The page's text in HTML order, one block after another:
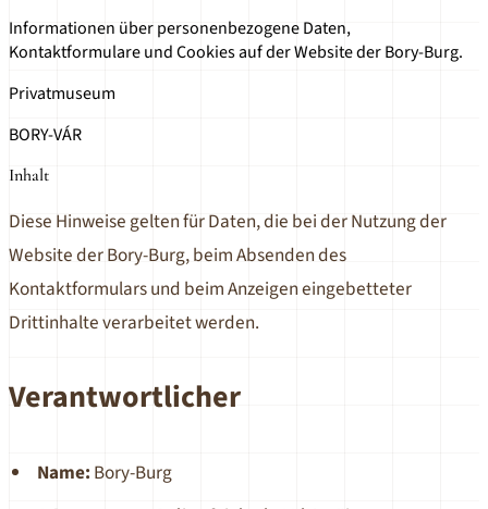
Informationen über personenbezogene Daten,
Kontaktformulare und Cookies auf der Website der Bory-Burg.
Privatmuseum
BORY-VÁR
Inhalt
Diese Hinweise gelten für Daten, die bei der Nutzung der
Website der Bory-Burg, beim Absenden des
Kontaktformulars und beim Anzeigen eingebetteter
Drittinhalte verarbeitet werden.
Verantwortlicher
Name: Bory-Burg